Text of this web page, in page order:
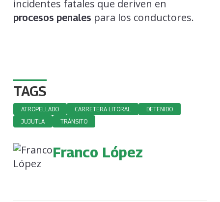
incidentes fatales que deriven en
procesos penales para los conductores.
TAGS
ATROPELLADO CARRETERA LITORAL
DETENIDO
JUJUTLA
TRÁNSITO
Franco López